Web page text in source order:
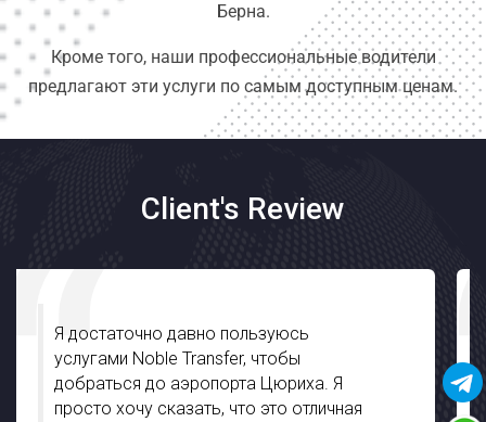
Берна.
Кроме того, наши профессиональные водители
предлагают эти услуги по самым доступным ценам.
Client's Review
Я очень впечатлен Noble Transfer,
особенно с большой помощью,
которую мы получили от ваших
водителей во время нашего пребывания